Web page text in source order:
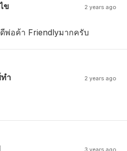
ข 2 years ago
อค้า Friendlyมากครับ
า 2 years ago
3 years ago